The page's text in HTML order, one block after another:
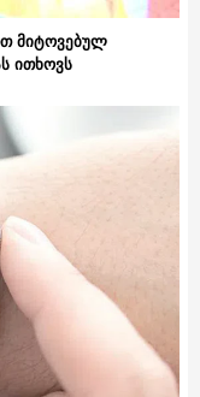
მიტოვებულ
ითხოვს